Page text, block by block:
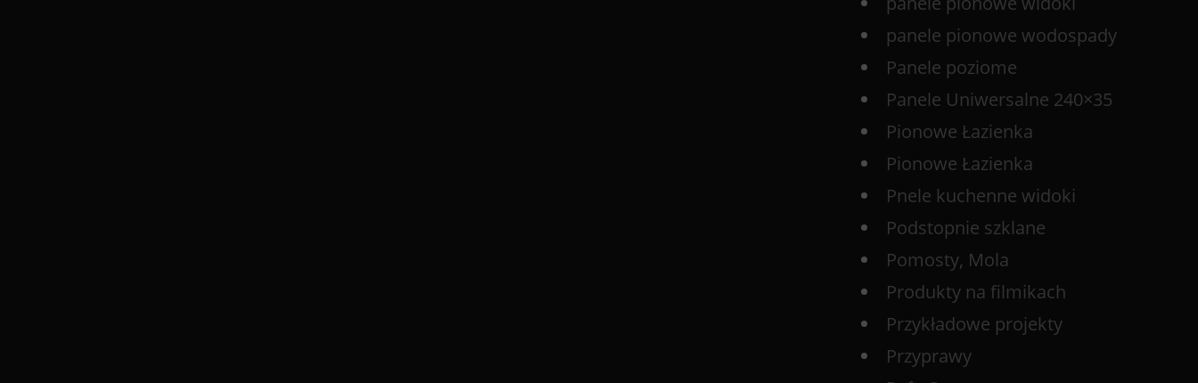
panele pionowe wodospady
Panele poziome
Panele Uniwersalne 240×35
Pionowe Łazienka
Pionowe Łazienka
Pnele kuchenne widoki
Podstopnie szklane
Pomosty, Mola
Produkty na filmikach
Przykładowe projekty
Przyprawy